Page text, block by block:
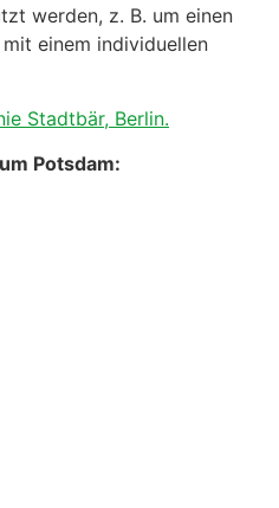
werden, z. B. um einen
einem individuellen
Stadtbär, Berlin.
Potsdam: